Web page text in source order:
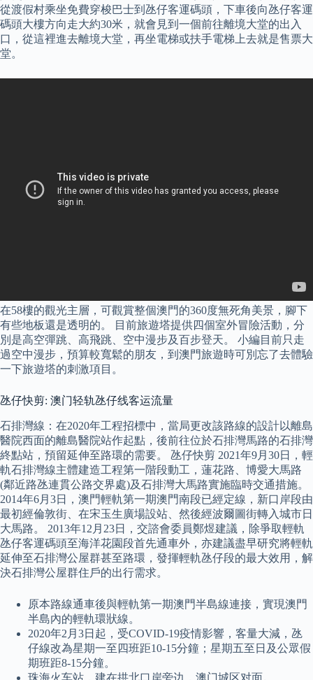
從渡假村乘坐免費穿梭巴士到氹仔客運碼頭，下車後向氹仔客運
碼頭大樓方向走大約30米，就會見到一個前往離境大堂的出入
口，從這裡進去離境大堂，再坐電梯或扶手電梯上去就是售票大
堂。
在58樓的觀光主層，可觀賞整個澳門的360度無死角美景，腳下
有些地板還是透明的。 目前旅遊塔提供四個室外冒險活動，分
別是高空彈跳、高飛跳、空中漫步及百步登天。 小編目前只走
過空中漫步，預算較寬鬆的朋友，到澳門旅遊時可別忘了去體驗
一下旅遊塔的刺激項目。
氹仔快剪: 澳门轻轨氹仔线客运流量
石排灣線：在2020年工程招標中，當局更改該路線的設計以離島
醫院西面的離島醫院站作起點，後前往位於石排灣馬路的石排灣
終點站，預留延伸至路環的需要。 氹仔快剪 2021年9月30日，輕
軌石排灣線主體建造工程第一階段動工，蓮花路、博愛大馬路
(鄰近路氹連貫公路交界處)及石排灣大馬路實施臨時交通措施。
2014年6月3日，澳門輕軌第一期澳門南段已經定線，新口岸段由
最初經倫敦街、在宋玉生廣場設站、然後經波爾圖街轉入城市日
大馬路。 2013年12月23日，交諮會委員鄭煜建議，除爭取輕軌
氹仔客運碼頭至海洋花園段首先通車外，亦建議盡早研究將輕軌
延伸至石排灣公屋群甚至路環，發揮輕軌氹仔段的最大效用，解
決石排灣公屋群住戶的出行需求。
原本路線通車後與輕軌第一期澳門半島線連接，實現澳門
半島內的輕軌環狀線。
2020年2月3日起，受COVID-19疫情影響，客量大減，氹
仔線改為星期一至四班距10-15分鐘；星期五至日及公眾假
期班距8-15分鐘。
珠海火车站，建在拱北口岸旁边，澳门城区对面。